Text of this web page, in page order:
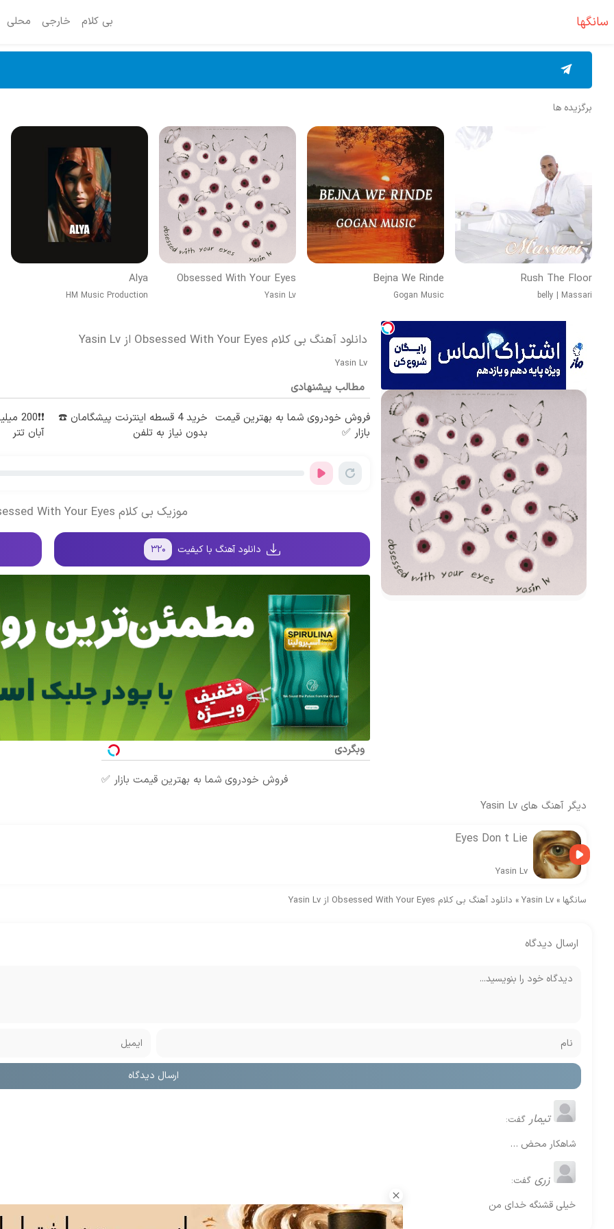
سانگها بی کلام خارجی محلی
برگزیده ها
Rush The Floor
belly | Massari
Bejna We Rinde
Gogan Music
Obsessed With Your Eyes
Yasin Lv
Alya
HM Music Production
دانلود آهنگ بی کلام Obsessed With Your Eyes از Yasin Lv
Yasin Lv
مطالب پیشنهادی
فروش خودروی شما به بهترین قیمت
بازار ✅
خرید 4 قسطه اینترنت پیشگامان ☎️
بدون نیاز به تلفن
آبان تتر
موزیک بی کلام Obsessed With Your Eyes از یاسین ال وی
دانلود آهنگ با کیفیت ۳۲۰
وبگردی
فروش خودروی شما به بهترین قیمت بازار ✅
دیگر آهنگ های Yasin Lv
Eyes Don t Lie
Yasin Lv
سانگها »
Yasin Lv
» دانلود آهنگ بی کلام Obsessed With Your Eyes از Yasin Lv
ارسال دیدگاه
تیمار گفت:
شاهکار محض …
زری گفت:
خیلی قشنگه خدای من